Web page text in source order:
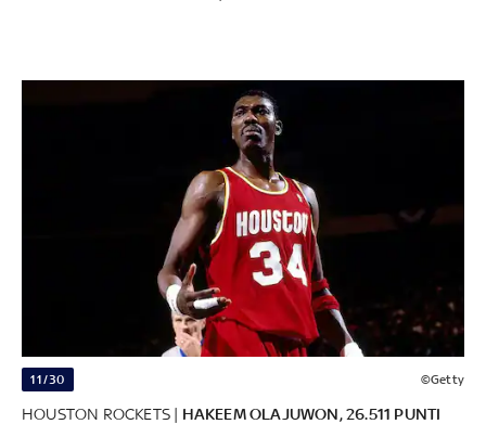
11/30 ©Getty
HOUSTON ROCKETS | HAKEEM OLAJUWON, 26.511 PUNTI